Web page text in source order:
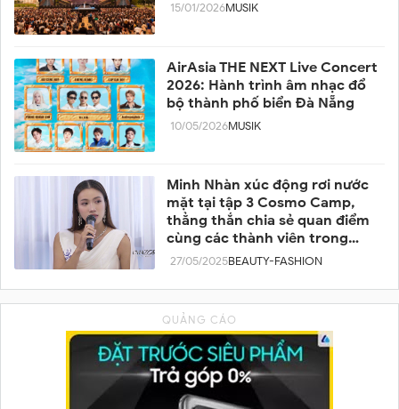
15/01/2026MUSIK
AirAsia THE NEXT Live Concert
2026: Hành trình âm nhạc đổ
bộ thành phố biển Đà Nẵng
10/05/2026MUSIK
Minh Nhàn xúc động rơi nước
mặt tại tập 3 Cosmo Camp,
thẳng thắn chia sẻ quan điểm
cùng các thành viên trong
team
27/05/2025BEAUTY-FASHION